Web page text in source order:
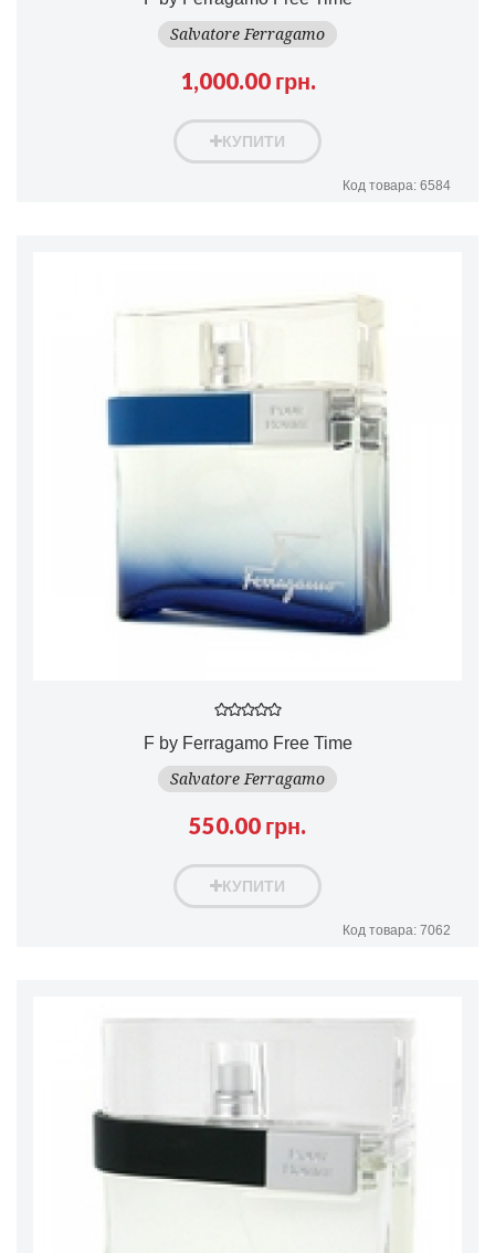
Salvatore Ferragamo
1,000.00 грн.
КУПИТИ
Код товара: 6584
F by Ferragamo Free Time
Salvatore Ferragamo
550.00 грн.
КУПИТИ
Код товара: 7062